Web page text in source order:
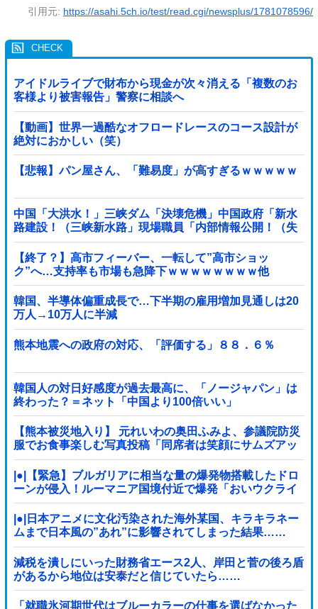
引用元: https://asahi.5ch.io/test/read.cgi/newsplus/1781078596/
アイドルライブで財布から現金が次々消える「複数のお
客様より被害報告」警察に相談へ
【動画】世界一過酷なオフロードレースのコース設計が
絶対におかしい（笑）
【悲報】パン屋さん、「難易度」が高すぎるｗｗｗｗｗ
中国「大洪水！」三峡ダム「決壊危機」中国政府「新水
路建設！（三峡新水路」現場職員「内部情報公開！（失
踪」湖南省「三峡放流情報（画像」台風13号「...
【終了？】高市フィーバー、一転して”高市ショッ
ク”へ…支持率も市場も急降下ｗｗｗｗｗｗｗｗ他
韓国、半導体偏重成長で…下半期の雇用増加見通しは20
万人→10万人に半減
熊本地震への政府の対応、「評価する」８８．６％
韓国人の対日好感度が過去最高に、「ノージャパン」は
終わった？＝ネット「中国より100倍いい」
【熊本被災地入り】 元れいわの奥田ふみよ、参議院防災
服でお食事楽しむ写真投稿「同席者は笑顔にサムズアッ
プ」
|●|【緊急】ブルガリアに相当な量の爆発物搭載したドロ
ーンが侵入！ルーマニア国境付近で爆発「おいウクライ
ナ軍がよく使う機種だぞ」
|●|日本アニメに文化汚染された海外某国、キラキラネー
ムまで日本風の”あれ”に影響されてしまった結果……
減税を潰しにいった財務省エース2人、岸田と菅の後ろ盾
があるから地位は安泰だと信じていたら……
「就職氷河期世代はブルーカラーの仕事を選ばなかった